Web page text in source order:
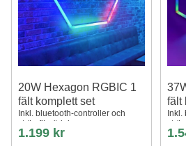
20W Hexagon RGBIC 1
fält komplett set
Inkl. bluetooth-controller och
strömförsörjning
1.199 kr
fält